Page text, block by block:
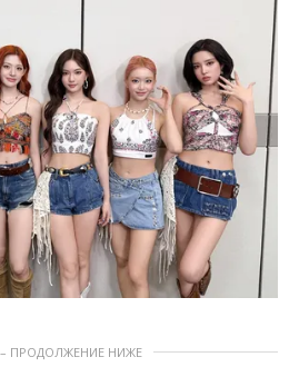
ПРОДОЛЖЕНИЕ НИЖЕ